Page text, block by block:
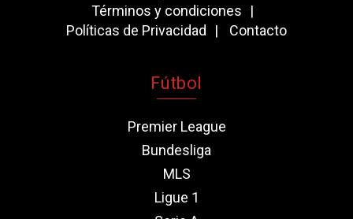
Términos y condiciones
Políticas de Privacidad
Contacto
Fútbol
Premier League
Bundesliga
MLS
Ligue 1